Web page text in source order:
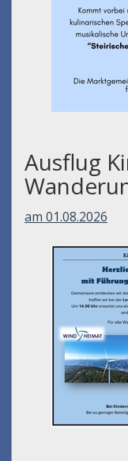
Ausflug
am 01.08.2026